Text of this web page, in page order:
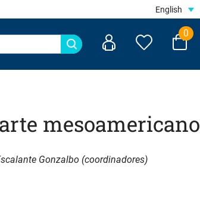
English
0
mesoamericano
Gonzalbo (coordinadores)